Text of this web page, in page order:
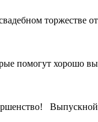
торжестве
помогут хорошо